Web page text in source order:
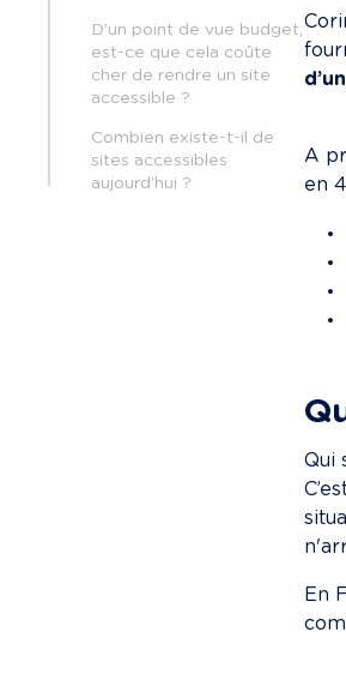
D’un point de vue budget,
est-ce que cela coûte
cher de rendre un site
accessible ?
Combien existe-t-il de
sites accessibles
aujourd’hui ?
A
en
Qui
En